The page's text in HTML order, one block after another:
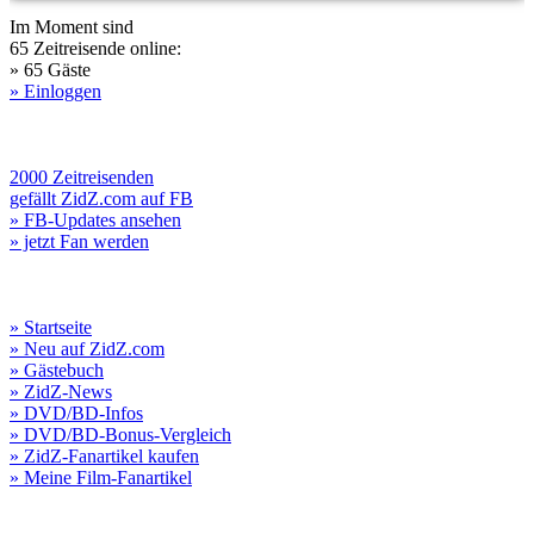
Im Moment sind
65 Zeitreisende online:
» 65 Gäste
» Einloggen
2000 Zeitreisenden
gefällt ZidZ.com auf FB
» FB-Updates ansehen
» jetzt Fan werden
» Startseite
» Neu auf ZidZ.com
» Gästebuch
» ZidZ-News
» DVD/BD-Infos
» DVD/BD-Bonus-Vergleich
» ZidZ-Fanartikel kaufen
» Meine Film-Fanartikel